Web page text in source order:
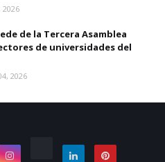
2026
de la Tercera Asamblea
de universidades del
2026